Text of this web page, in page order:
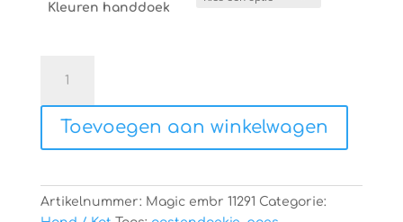
Kleuren handdoek
gastendoekje
Poes
aantal
Toevoegen aan winkelwagen
Artikelnummer: Magic embr 11291 Categorie: